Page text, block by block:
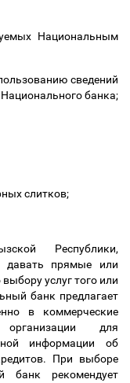
Национальным
сведений
банка;
слитков;
Республики,
давать прямые или
услуг того или
банк предлагает
в коммерческие
для
информации об
При выборе
банк рекомендует